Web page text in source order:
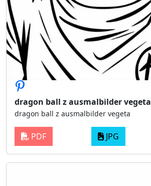
dragon ball z ausmalbilder vegeta
dragon ball z ausmalbilder vegeta
PDF JPG